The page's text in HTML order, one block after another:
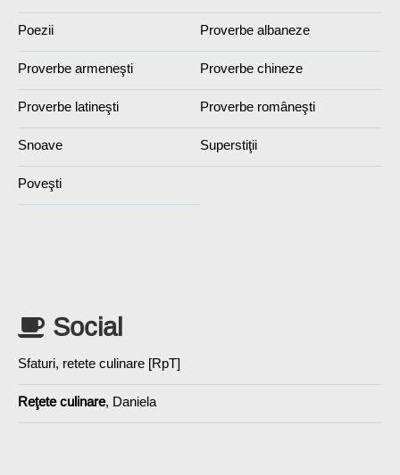
Poezii Proverbe albaneze
Proverbe armeneşti Proverbe chineze
Proverbe latineşti Proverbe româneşti
Snoave Superstiţii
Poveşti
Social
Sfaturi, retete culinare [RpT]
Reţete culinare, Daniela